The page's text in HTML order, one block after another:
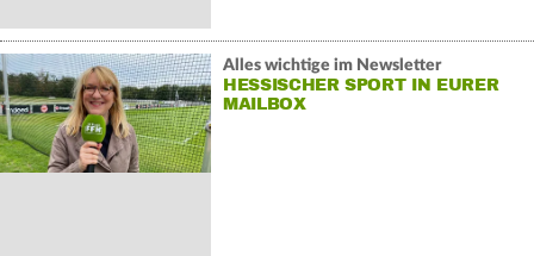
Alles wichtige im Newsletter
HESSISCHER SPORT IN EURER
MAILBOX